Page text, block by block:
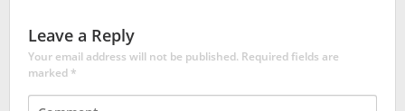
Leave a Reply
Your email address will not be published. Required fields are
marked*